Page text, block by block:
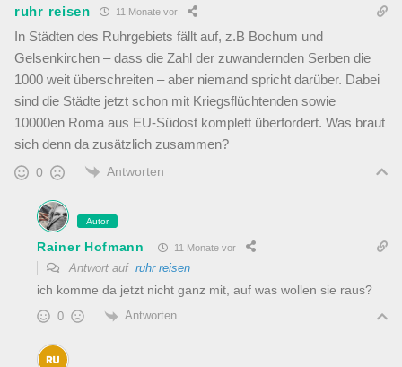
ruhr reisen 11 Monate vor
In Städten des Ruhrgebiets fällt auf, z.B Bochum und
Gelsenkirchen – dass die Zahl der zuwandernden Serben die
1000 weit überschreiten – aber niemand spricht darüber. Dabei
sind die Städte jetzt schon mit Kriegsflüchtenden sowie
10000en Roma aus EU-Südost komplett überfordert. Was braut
sich denn da zusätzlich zusammen?
0 Antworten
Autor
Rainer Hofmann 11 Monate vor
Antwort auf ruhr reisen
ich komme da jetzt nicht ganz mit, auf was wollen sie raus?
0 Antworten